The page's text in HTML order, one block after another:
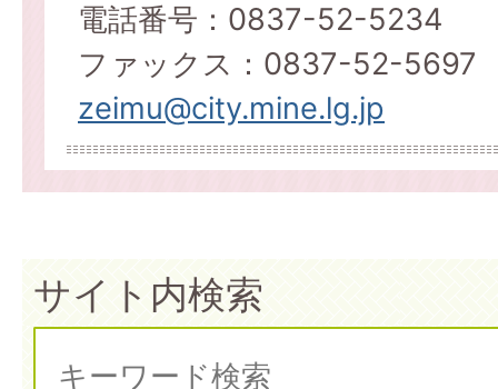
電話番号：0837-52-5234
ファックス：0837-52-5697
zeimu@city.mine.lg.jp
サイト内検索